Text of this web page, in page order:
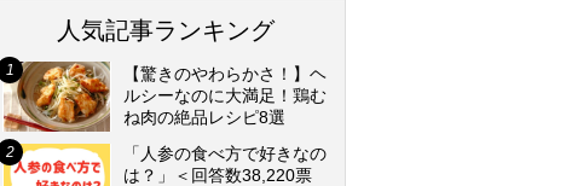
人気記事ランキング
【驚きのやわらかさ！】ヘ
ルシーなのに大満足！鶏む
ね肉の絶品レシピ8選
「人参の食べ方で好きなの
は？」＜回答数38,220票